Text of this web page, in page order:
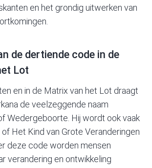
en het grondig uitwerken van
de dertiende code in de
Lot
en in de Matrix van het Lot draagt
de veelzeggende naam
Wedergeboorte. Hij wordt ook vaak
Het Kind van Grote Veranderingen
deze code worden mensen
verandering en ontwikkeling